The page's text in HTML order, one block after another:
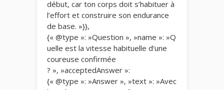
début, car ton corps doit s’habituer à
l’effort et construire son endurance
de base. »}},
{« @type »: »Question », »name »: »Q
uelle est la vitesse habituelle d’une
coureuse confirmée
? », »acceptedAnswer »:
{« @type »: »Answer », »text »: »Avec